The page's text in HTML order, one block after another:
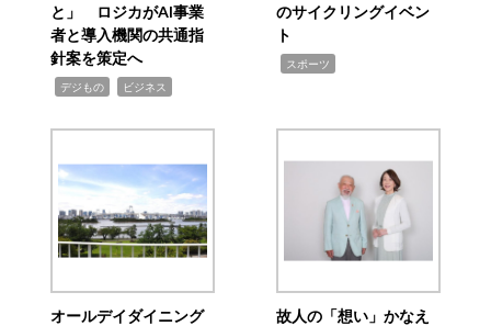
と」 ロジカがAI事業
者と導入機関の共通指
針案を策定へ
デジもの ビジネス
のサイクリングイベン
ト
スポーツ
オールデイダイニング
故人の「想い」かなえ